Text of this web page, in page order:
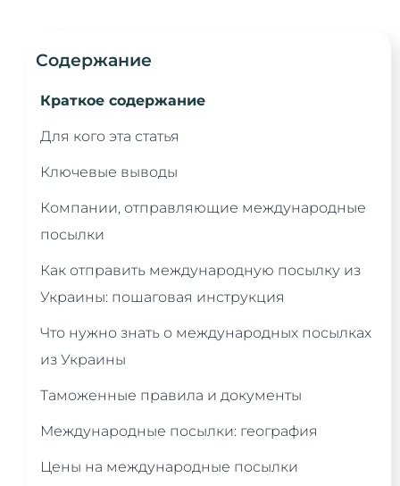
Содержание
Краткое содержание
Для кого эта статья
Ключевые выводы
Компании, отправляющие международные
посылки
Как отправить международную посылку из
Украины: пошаговая инструкция
Что нужно знать о международных посылках
из Украины
Таможенные правила и документы
Международные посылки: география
Цены на международные посылки